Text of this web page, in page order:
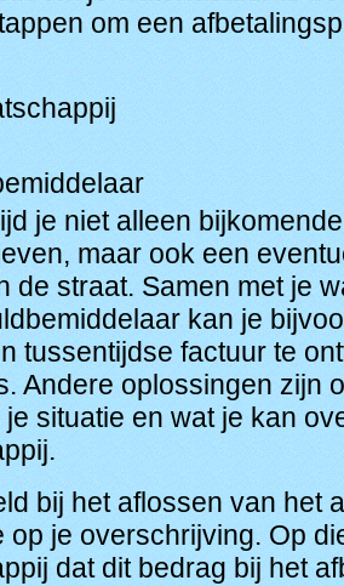
om een
je niet alleen
maar ook een
de straat. Samen met je
kan je
tussentijdse factuur te
Andere oplossingen zijn
situatie en wat je kan
bij het aflossen van het
op je overschrijving. Op
dat dit bedrag bij het